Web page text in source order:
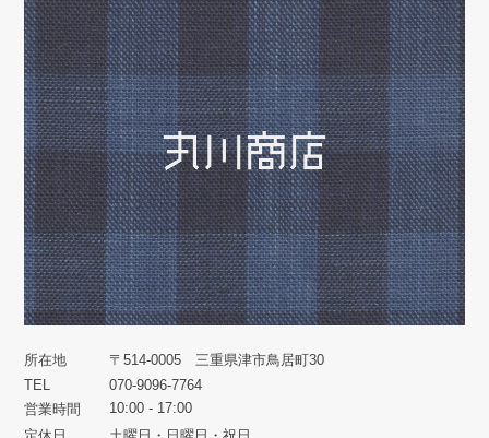
所在地
〒514-0005 三重県津市鳥居町30
TEL
070-9096-7764
営業時間
10:00 - 17:00